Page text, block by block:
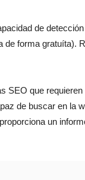
de
de forma gratuíta).
SEO que
de buscar en la
un